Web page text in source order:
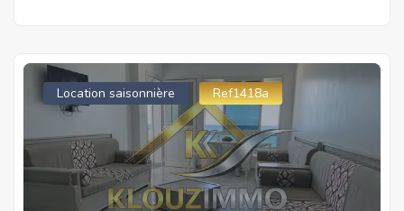
Location saisonnière Ref1418a